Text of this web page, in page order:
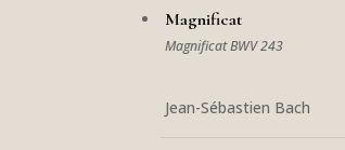
Magnificat
Magnificat BWV 243
Jean-Sébastien Bach